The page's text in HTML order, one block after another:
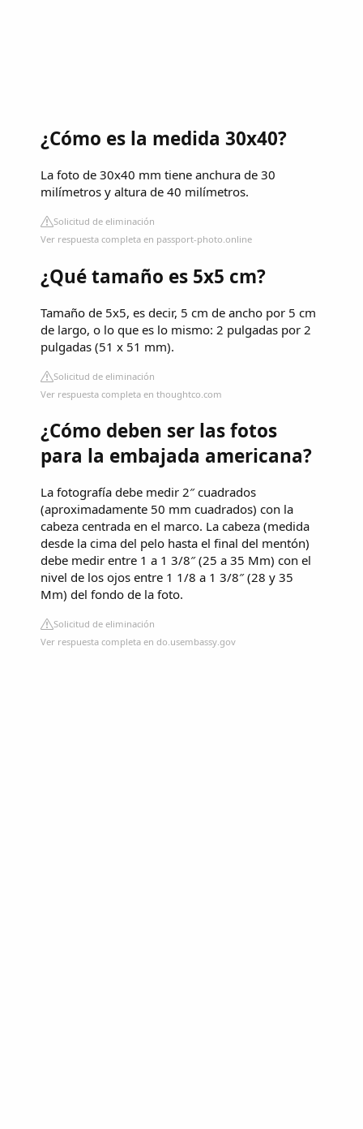
¿Cómo es la medida 30x40?
La foto de 30x40 mm tiene anchura de 30
milímetros y altura de 40 milímetros.
Solicitud de eliminación
Ver respuesta completa en passport-photo.online
¿Qué tamaño es 5x5 cm?
Tamaño de 5x5, es decir, 5 cm de ancho por 5 cm
de largo, o lo que es lo mismo: 2 pulgadas por 2
pulgadas (51 x 51 mm).
Solicitud de eliminación
Ver respuesta completa en thoughtco.com
¿Cómo deben ser las fotos
para la embajada americana?
La fotografía debe medir 2″ cuadrados
(aproximadamente 50 mm cuadrados) con la
cabeza centrada en el marco. La cabeza (medida
desde la cima del pelo hasta el final del mentón)
debe medir entre 1 a 1 3/8″ (25 a 35 Mm) con el
nivel de los ojos entre 1 1/8 a 1 3/8″ (28 y 35
Mm) del fondo de la foto.
Solicitud de eliminación
Ver respuesta completa en do.usembassy.gov